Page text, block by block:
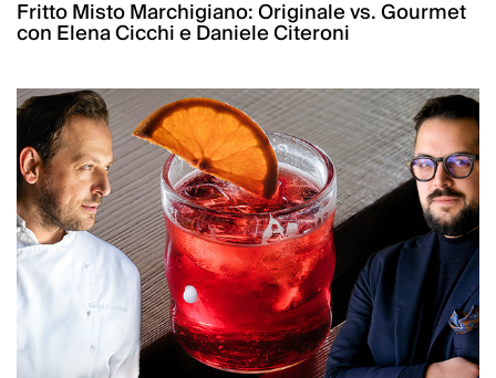
Fritto Misto Marchigiano: Originale vs. Gourmet
con Elena Cicchi e Daniele Citeroni